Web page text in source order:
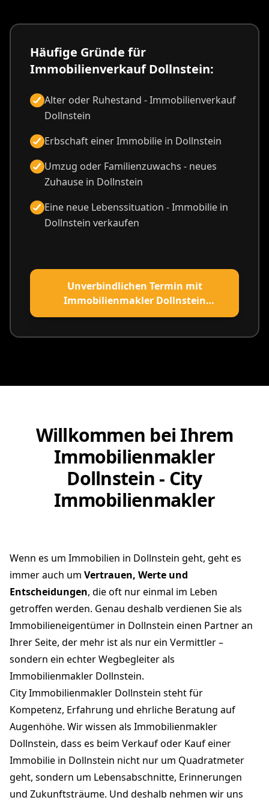
Häufige Gründe für
Immobilienverkauf Dollnstein:
Alter oder Ruhestand - Immobilienverkauf
Dollnstein
Erbschaft einer Immobilie in Dollnstein
Umzug oder Familienzuwachs - neues
Zuhause in Dollnstein
Eine neue Lebenssituation - Immobilie in
Dollnstein verkaufen
Unverbindlichen Termin mit
Immobilienmakler Dollnstein
vereinbaren
Willkommen bei Ihrem
Immobilienmakler
Dollnstein - City
Immobilienmakler
Wenn es um Immobilien in Dollnstein geht, geht es
immer auch um Vertrauen, Werte und
Entscheidungen, die oft nur einmal im Leben
getroffen werden. Genau deshalb verdienen Sie als
Immobilieneigentümer in Dollnstein einen Partner an
Ihrer Seite, der mehr ist als nur ein Vermittler –
sondern ein echter Wegbegleiter als
Immobilienmakler Dollnstein.
City Immobilienmakler Dollnstein steht für
Kompetenz, Erfahrung und ehrliche Beratung auf
Augenhöhe. Wir wissen als Immobilienmakler
Dollnstein, dass es beim Verkauf oder Kauf einer
Immobilie in Dollnstein nicht nur um Quadratmeter
geht, sondern um Lebensabschnitte, Erinnerungen
und Zukunftsträume. Und deshalb nehmen wir uns